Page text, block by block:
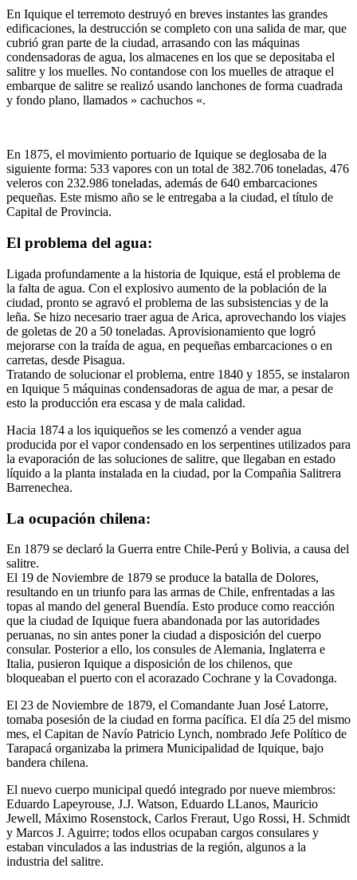
En Iquique el terremoto destruyó en breves instantes las grandes
edificaciones, la destrucción se completo con una salida de mar, que
cubrió gran parte de la ciudad, arrasando con las máquinas
condensadoras de agua, los almacenes en los que se depositaba el
salitre y los muelles. No contandose con los muelles de atraque el
embarque de salitre se realizó usando lanchones de forma cuadrada
y fondo plano, llamados » cachuchos «.
En 1875, el movimiento portuario de Iquique se deglosaba de la
siguiente forma: 533 vapores con un total de 382.706 toneladas, 476
veleros con 232.986 toneladas, además de 640 embarcaciones
pequeñas. Este mismo año se le entregaba a la ciudad, el título de
Capital de Provincia.
El problema del agua:
Ligada profundamente a la historia de Iquique, está el problema de
la falta de agua. Con el explosivo aumento de la población de la
ciudad, pronto se agravó el problema de las subsistencias y de la
leña. Se hizo necesario traer agua de Arica, aprovechando los viajes
de goletas de 20 a 50 toneladas. Aprovisionamiento que logró
mejorarse con la traída de agua, en pequeñas embarcaciones o en
carretas, desde Pisagua.
Tratando de solucionar el problema, entre 1840 y 1855, se instalaron
en Iquique 5 máquinas condensadoras de agua de mar, a pesar de
esto la producción era escasa y de mala calidad.
Hacia 1874 a los iquiqueños se les comenzó a vender agua
producida por el vapor condensado en los serpentines utilizados para
la evaporación de las soluciones de salitre, que llegaban en estado
líquido a la planta instalada en la ciudad, por la Compañia Salitrera
Barrenechea.
La ocupación chilena:
En 1879 se declaró la Guerra entre Chile-Perú y Bolivia, a causa del
salitre.
El 19 de Noviembre de 1879 se produce la batalla de Dolores,
resultando en un triunfo para las armas de Chile, enfrentadas a las
topas al mando del general Buendía. Esto produce como reacción
que la ciudad de Iquique fuera abandonada por las autoridades
peruanas, no sin antes poner la ciudad a disposición del cuerpo
consular. Posterior a ello, los consules de Alemania, Inglaterra e
Italia, pusieron Iquique a disposición de los chilenos, que
bloqueaban el puerto con el acorazado Cochrane y la Covadonga.
El 23 de Noviembre de 1879, el Comandante Juan José Latorre,
tomaba posesión de la ciudad en forma pacífica. El día 25 del mismo
mes, el Capitan de Navío Patricio Lynch, nombrado Jefe Político de
Tarapacá organizaba la primera Municipalidad de Iquique, bajo
bandera chilena.
El nuevo cuerpo municipal quedó integrado por nueve miembros:
Eduardo Lapeyrouse, J.J. Watson, Eduardo LLanos, Mauricio
Jewell, Máximo Rosenstock, Carlos Freraut, Ugo Rossi, H. Schmidt
y Marcos J. Aguirre; todos ellos ocupaban cargos consulares y
estaban vinculados a las industrias de la región, algunos a la
industria del salitre.